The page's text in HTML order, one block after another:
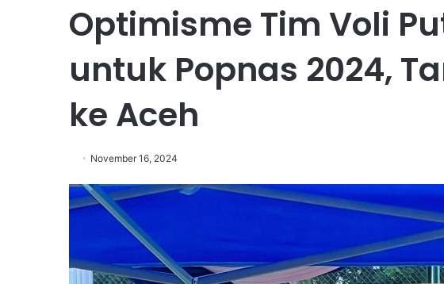
Optimisme Tim Voli
untuk Popnas 2024,
ke Aceh
November 16, 2024